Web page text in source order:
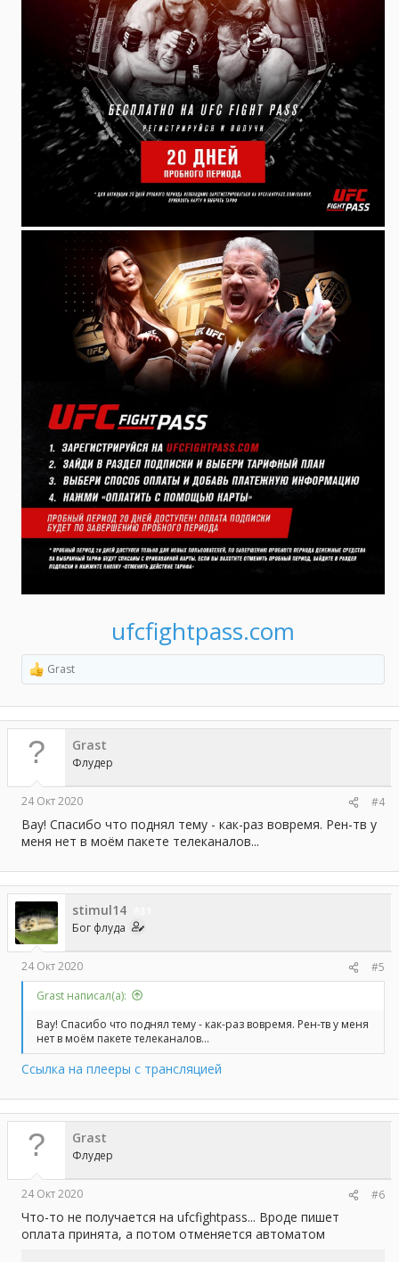
ufcfightpass.com
Р
е
а
к
ц
и
и
Grast
Grast
Флудер
24 Окт 2020 #4
Вау! Спасибо что поднял тему - как-раз вовремя. Рен-тв у
меня нет в моём пакете телеканалов...
stimul14
Бог флуда
24 Окт 2020
#5
Grast написал(а):
Вау! Спасибо что поднял тему - как-раз вовремя. Рен-тв у меня
нет в моём пакете телеканалов...
Ссылка на плееры с трансляцией
Grast
Флудер
24 Окт 2020 #6
Что-то не получается на ufcfightpass... Вроде пишет
оплата принята, а потом отменяется автоматом